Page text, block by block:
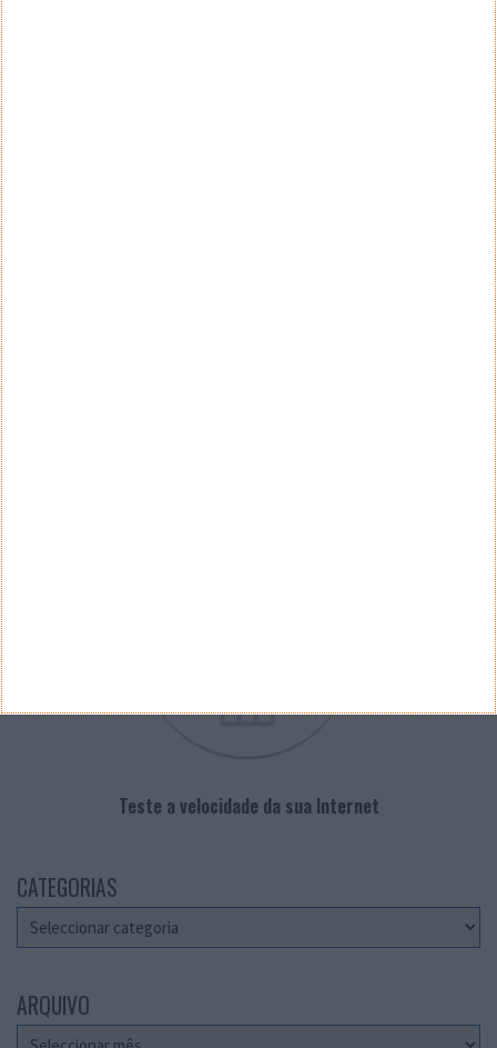
Teste a velocidade da sua Internet
CATEGORIAS
Categorias
ARQUIVO
Arquivo